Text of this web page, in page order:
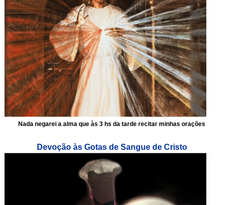
Nada negarei a alma que às 3 hs da tarde recitar minhas orações
Devoção às Gotas de Sangue de Cristo